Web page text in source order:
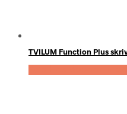
TVILUM Function Plus